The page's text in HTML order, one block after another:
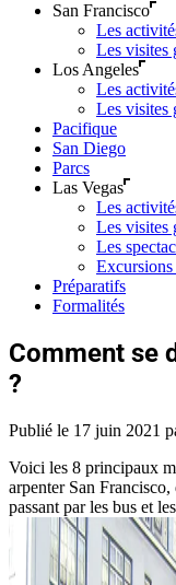
San Francisco
Les
Les visites
Los Angeles
Les
Les visites
Pacifique
San Diego
Parcs
Las Vegas
Les
Les visites
Les
Excursions
Préparatifs
Formalités
Comment se
?
Publié le 17 juin 2021
Voici les 8 principaux
arpenter San
passant par les bus et